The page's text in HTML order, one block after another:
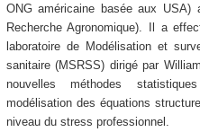
ONG américaine basée aux USA)
Recherche Agronomique). Il a
laboratoire de Modélisation et
sanitaire (MSRSS) dirigé par
nouvelles méthodes
modélisation des équations
niveau du stress professionnel.